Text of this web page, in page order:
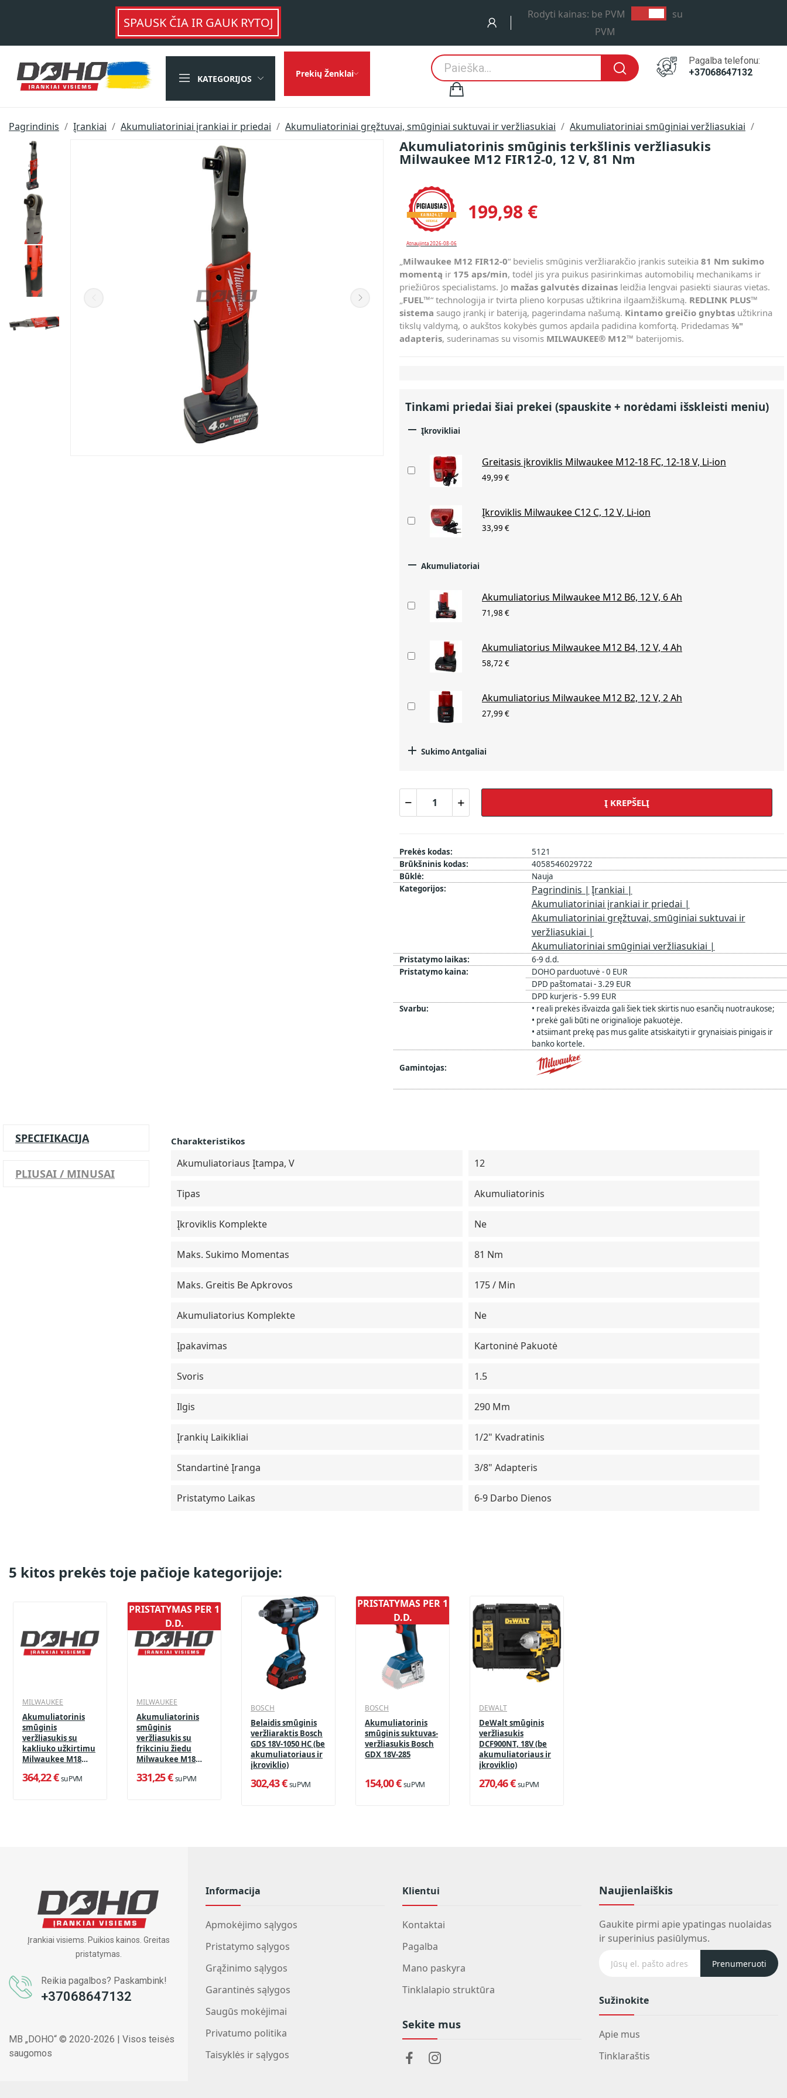
SPAUSK ČIA IR GAUK RYTOJ
Rodyti kainas: be PVM
su
PVM
KATEGORIJOS Prekių Ženklai
Pagalba telefonu:
+37068647132
Pagrindinis Įrankiai Akumuliatoriniai įrankiai ir priedai Akumuliatoriniai gręžtuvai, smūginiai suktuvai ir veržliasukiai Akumuliatoriniai smūginiai veržliasukiai
Akumuliatorinis smūginis terkšlinis veržliasukis
Milwaukee M12 FIR12-0, 12 V, 81 Nm
199,98 €
Atnaujinta 2026-08-06
„Milwaukee M12 FIR12-0“ bevielis smūginis veržliarakčio įrankis suteikia 81 Nm sukimo
momentą ir 175 aps/min, todėl jis yra puikus pasirinkimas automobilių mechanikams ir
priežiūros specialistams. Jo mažas galvutės dizainas leidžia lengvai pasiekti siauras vietas.
„FUEL™“ technologija ir tvirta plieno korpusas užtikrina ilgaamžiškumą. REDLINK PLUS™
sistema saugo įrankį ir bateriją, pagerindama našumą. Kintamo greičio gnybtas užtikrina
tikslų valdymą, o aukštos kokybės gumos apdaila padidina komfortą. Pridedamas ⅜"
adapteris, suderinamas su visomis MILWAUKEE® M12™ baterijomis.
Tinkami priedai šiai prekei (spauskite + norėdami išskleisti meniu)
 Įkrovikliai
Greitasis įkroviklis Milwaukee M12-18 FC, 12-18 V, Li-ion
49,99 €
Įkroviklis Milwaukee C12 C, 12 V, Li-ion
33,99 €
 Akumuliatoriai
Akumuliatorius Milwaukee M12 B6, 12 V, 6 Ah
71,98 €
Akumuliatorius Milwaukee M12 B4, 12 V, 4 Ah
58,72 €
Akumuliatorius Milwaukee M12 B2, 12 V, 2 Ah
27,99 €
 Sukimo Antgaliai
Į KREPŠELĮ
Prekės kodas:
5121
Brūkšninis kodas:
4058546029722
Būklė:
Nauja
Kategorijos:
Pagrindinis | Įrankiai |
Akumuliatoriniai įrankiai ir priedai |
Akumuliatoriniai gręžtuvai, smūginiai suktuvai ir
veržliasukiai |
Akumuliatoriniai smūginiai veržliasukiai |
Pristatymo laikas:
6-9 d.d.
Pristatymo kaina:
DOHO parduotuvė - 0 EUR
DPD paštomatai - 3.29 EUR
DPD kurjeris - 5.99 EUR
Svarbu:
• reali prekės išvaizda gali šiek tiek skirtis nuo esančių nuotraukose;
• prekė gali būti ne originalioje pakuotėje.
• atsiimant prekę pas mus galite atsiskaityti ir grynaisiais pinigais ir
banko kortele.
Gamintojas:
SPECIFIKACIJA
PLIUSAI / MINUSAI
Charakteristikos
Akumuliatoriaus Įtampa, V 12
Tipas Akumuliatorinis
Įkroviklis Komplekte Ne
Maks. Sukimo Momentas 81 Nm
Maks. Greitis Be Apkrovos 175 / Min
Akumuliatorius Komplekte Ne
Įpakavimas Kartoninė Pakuotė
Svoris 1.5
Ilgis 290 Mm
Įrankių Laikikliai 1/2" Kvadratinis
Standartinė Įranga 3/8" Adapteris
Pristatymo Laikas 6-9 Darbo Dienos
5 kitos prekės toje pačioje kategorijoje:
MILWAUKEE
Akumuliatorinis
smūginis
veržliasukis su
kakliuko užkirtimu
Milwaukee M18
881 Nm, 1/2" +
364,22 € su PVM
PRISTATYMAS PER 1
D.D.
MILWAUKEE
Akumuliatorinis
smūginis
veržliasukis su
frikciniu žiedu
Milwaukee M18
V, 1898 Nm, 1/2" +
331,25 € su PVM
BOSCH
Belaidis smūginis
veržliaraktis Bosch
GDS 18V-1050 HC (be
akumuliatoriaus ir
įkroviklio)
302,43 € su PVM
PRISTATYMAS PER 1
D.D.
BOSCH
Akumuliatorinis
smūginis suktuvas-
veržliasukis Bosch
GDX 18V-285
154,00 € su PVM
DEWALT
DeWalt smūginis
veržliasukis
DCF900NT, 18V (be
akumuliatoriaus ir
įkroviklio)
270,46 € su PVM
Įrankiai visiems. Puikios kainos. Greitas
pristatymas.
Reikia pagalbos? Paskambink!
+37068647132
MB „DOHO“ © 2020-2026 | Visos teisės
saugomos
Informacija
Apmokėjimo sąlygos
Pristatymo sąlygos
Grąžinimo sąlygos
Garantinės sąlygos
Saugūs mokėjimai
Privatumo politika
Taisyklės ir sąlygos
Klientui
Kontaktai
Pagalba
Mano paskyra
Tinklalapio struktūra
Sekite mus
Naujienlaiškis
Gaukite pirmi apie ypatingas nuolaidas
ir superinius pasiūlymus.
Prenumeruoti
Sužinokite
Apie mus
Tinklaraštis